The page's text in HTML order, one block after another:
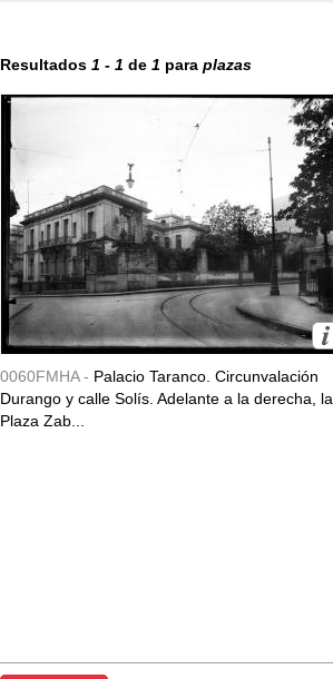
Resultados 1 - 1 de 1 para plazas
0060FMHA - Palacio Taranco. Circunvalación
Durango y calle Solís. Adelante a la derecha, la
Plaza Zab...